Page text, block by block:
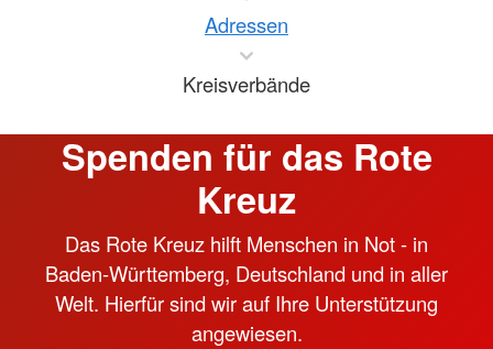
Adressen
Kreisverbände
Spenden für das Rote
Kreuz
Das Rote Kreuz hilft Menschen in Not - in
Baden-Württemberg, Deutschland und in aller
Welt. Hierfür sind wir auf Ihre Unterstützung
angewiesen.